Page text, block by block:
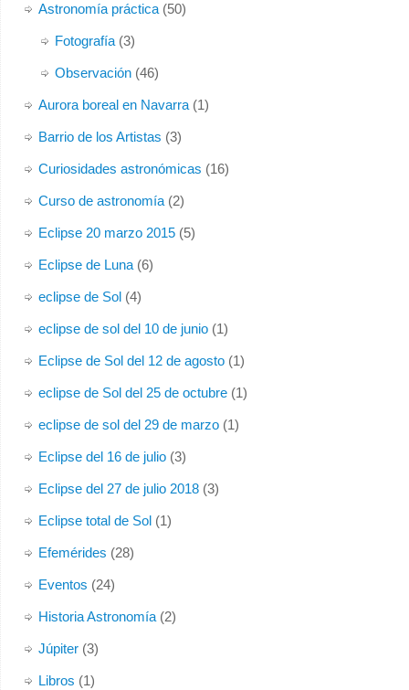
Astronomía práctica(50)
Fotografía(3)
Observación(46)
Aurora boreal en Navarra(1)
Barrio de los Artistas (3)
Curiosidades astronómicas (16)
Curso de astronomía(2)
Eclipse 20 marzo 2015(5)
Eclipse de Luna(6)
eclipse de Sol (4)
eclipse de sol del 10 de junio(1)
Eclipse de Sol del 12 de agosto(1)
eclipse de Sol del 25 de octubre(1)
eclipse de sol del 29 de marzo(1)
Eclipse del 16 de julio(3)
Eclipse del 27 de julio 2018(3)
Eclipse total de Sol (1)
Efemérides (28)
Eventos (24)
Historia Astronomía(2)
Júpiter(3)
Libros (1)